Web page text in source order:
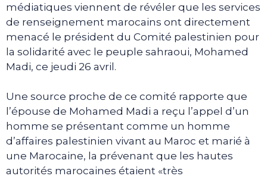
médiatiques viennent de révéler que les services
de renseignement marocains ont directement
menacé le président du Comité palestinien pour
la solidarité avec le peuple sahraoui, Mohamed
Madi, ce jeudi 26 avril.
Une source proche de ce comité rapporte que
l’épouse de Mohamed Madi a reçu l’appel d’un
homme se présentant comme un homme
d’affaires palestinien vivant au Maroc et marié à
une Marocaine, la prévenant que les hautes
autorités marocaines étaient «très